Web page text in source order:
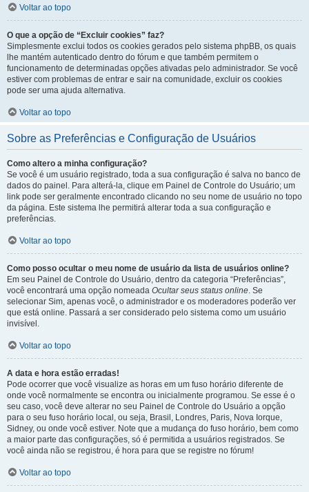
Voltar ao topo
O que a opção de “Excluir cookies” faz?
Simplesmente exclui todos os cookies gerados pelo sistema phpBB, os quais
lhe mantém autenticado dentro do fórum e que também permitem o
funcionamento de determinadas opções ativadas pelo administrador. Se você
estiver com problemas de entrar e sair na comunidade, excluir os cookies
pode ser uma ajuda alternativa.
Voltar ao topo
Sobre as Preferências e Configuração de Usuários
Como altero a minha configuração?
Se você é um usuário registrado, toda a sua configuração é salva no banco de
dados do painel. Para alterá-la, clique em Painel de Controle do Usuário; um
link pode ser geralmente encontrado clicando no seu nome de usuário no topo
da página. Este sistema lhe permitirá alterar toda a sua configuração e
preferências.
Voltar ao topo
Como posso ocultar o meu nome de usuário da lista de usuários online?
Em seu Painel de Controle do Usuário, dentro da categoria “Preferências”,
você encontrará uma opção nomeada Ocultar seus status online. Se
selecionar Sim, apenas você, o administrador e os moderadores poderão ver
que está online. Passará a ser considerado pelo sistema como um usuário
invisível.
Voltar ao topo
A data e hora estão erradas!
Pode ocorrer que você visualize as horas em um fuso horário diferente de
onde você normalmente se encontra ou inicialmente programou. Se esse é o
seu caso, você deve alterar no seu Painel de Controle do Usuário a opção
para o seu fuso horário local, ou seja, Brasil, Londres, Paris, Nova Iorque,
Sidney, ou onde você estiver. Note que a mudança do fuso horário, bem como
a maior parte das configurações, só é permitida a usuários registrados. Se
você ainda não se registrou, é hora para que se registre no fórum!
Voltar ao topo